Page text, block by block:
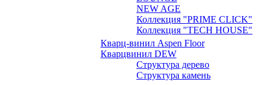
NEW AGE
Коллекция "PRIME CLICK"
Коллекция "TECH HOUSE"
Кварц-винил Aspen Floor
Кварцвинил DEW
Структура дерево
Структура камень